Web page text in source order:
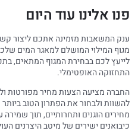
פנו אלינו עוד היום
ענק המשאבות מזמינה אתכם ליצור
מגוף המילוי המושלם למאגר המים
לייעץ לכם בבחירת המגוף המתאים,
התחזוקה האופטימלי.
החברה מציעה הצעות מחיר מפורטות
להשוות ולבחור את הפתרון הטוב
מחירים הוגנים ותחרותיים, תוך
כיבואנים ישירים של מיטב היצרנים